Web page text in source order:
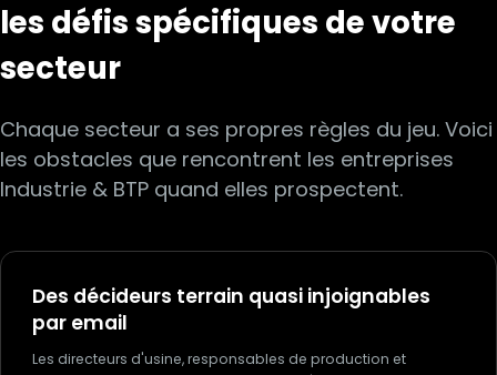
les défis spécifiques de votre
secteur
Chaque secteur a ses propres règles du jeu. Voici
les obstacles que rencontrent les entreprises
Industrie & BTP quand elles prospectent.
Des décideurs terrain quasi injoignables
par email
Les directeurs d'usine, responsables de production et